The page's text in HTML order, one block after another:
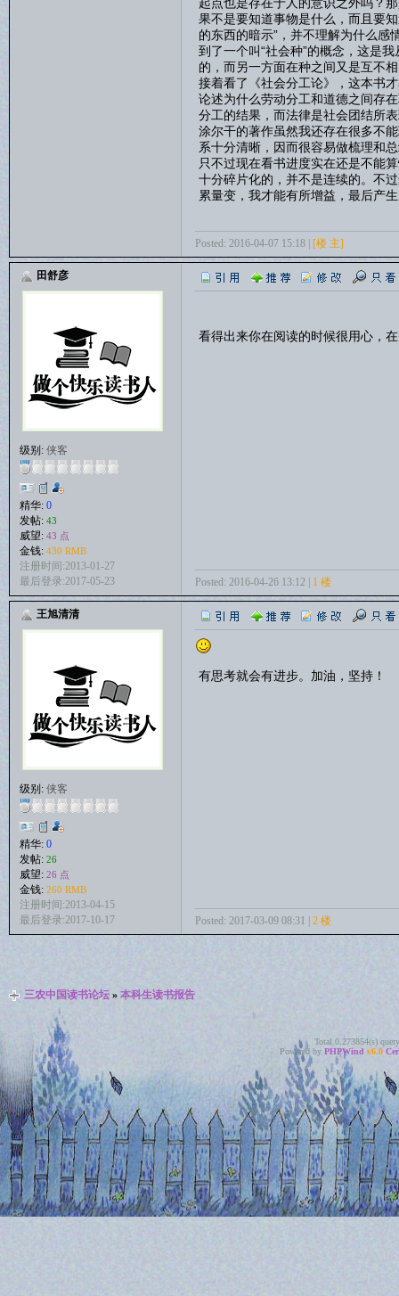
果不是要知道事物是什么，而且要
的东西的暗示”，并不理解为什么
到了一个叫“社会种”的概念，这是
的，而另一方面在种之间又是互不
接着看了《社会分工论》，这本书
论述为什么劳动分工和道德之间存
分工的结果，而法律是社会团结所
涂尔干的著作虽然我还存在很多不
系十分清晰，因而很容易做梳理和
只不过现在看书进度实在还是不能
十分碎片化的，并不是连续的。不
累量变，我才能有所增益，最后产
Posted: 2016-04-07 15:18 | [楼 主]
田舒彦
级别: 侠客
精华: 0
发帖: 43
威望: 43 点
金钱: 430 RMB
注册时间:2013-01-27
最后登录:2017-05-23
看得出来你在阅读的时候很用心，
Posted: 2016-04-26 13:12 | 1 楼
王旭清清
级别: 侠客
精华: 0
发帖: 26
威望: 26 点
金钱: 260 RMB
注册时间:2013-04-15
最后登录:2017-10-17
有思考就会有进步。加油，坚持！
Posted: 2017-03-09 08:31 | 2 楼
三农中国读书论坛» 本科生读书报告
Total 0.273854(s)
Powered by PHPWind v6.0